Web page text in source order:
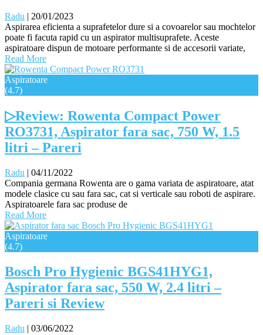
Radu | 20/01/2023
Aspirarea eficienta a suprafetelor dure si a covoarelor sau mochtelor
poate fi facuta rapid cu un aspirator multisuprafete. Aceste
aspiratoare dispun de motoare performante si de accesorii variate,
Read More
Aspiratoare
(4.7)
▷Review: Rowenta Compact Power
RO3731, Aspirator fara sac, 750 W, 1.5
litri – Pareri
Radu | 04/11/2022
Compania germana Rowenta are o gama variata de aspiratoare, atat
modele clasice cu sau fara sac, cat si verticale sau roboti de aspirare.
Aspiratoarele fara sac produse de
Read More
Aspiratoare
(4.7)
Bosch Pro Hygienic BGS41HYG1,
Aspirator fara sac, 550 W, 2.4 litri –
Pareri si Review
Radu | 03/06/2022